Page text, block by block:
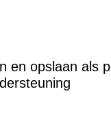
en opslaan als